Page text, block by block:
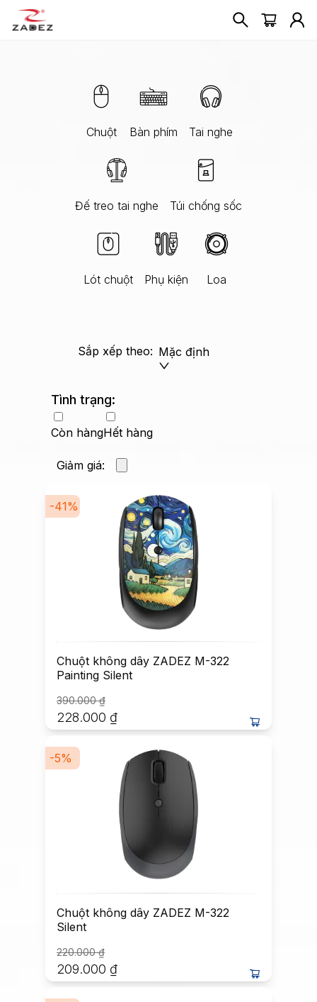
Chuột Bàn phím Tai nghe
Đế treo tai nghe Túi chống sốc
Lót chuột Phụ kiện Loa
Sắp xếp theo: Mặc định
Tình trạng:
Còn hàngHết hàng
Giảm giá:
-41%
Chuột không dây ZADEZ M-322
Painting Silent
390.000₫
228.000 ₫
-5%
Chuột không dây ZADEZ M-322
Silent
220.000₫
209.000 ₫